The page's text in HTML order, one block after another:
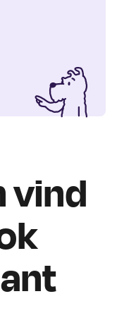
vind